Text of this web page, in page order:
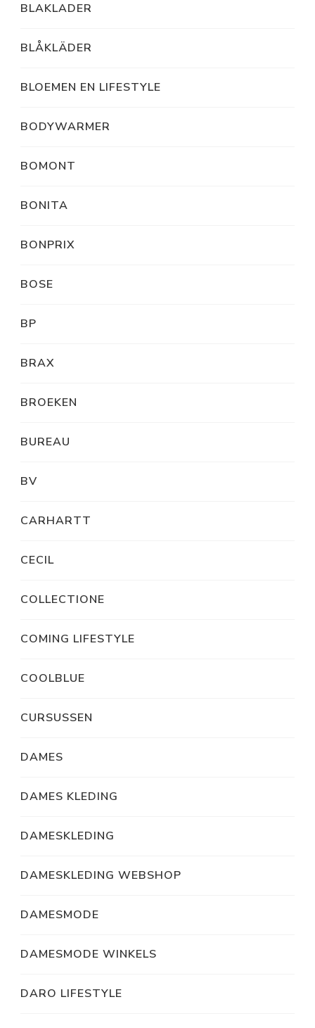
BLAKLADER
BLÅKLÄDER
BLOEMEN EN LIFESTYLE
BODYWARMER
BOMONT
BONITA
BONPRIX
BOSE
BP
BRAX
BROEKEN
BUREAU
BV
CARHARTT
CECIL
COLLECTIONE
COMING LIFESTYLE
COOLBLUE
CURSUSSEN
DAMES
DAMES KLEDING
DAMESKLEDING
DAMESKLEDING WEBSHOP
DAMESMODE
DAMESMODE WINKELS
DARO LIFESTYLE